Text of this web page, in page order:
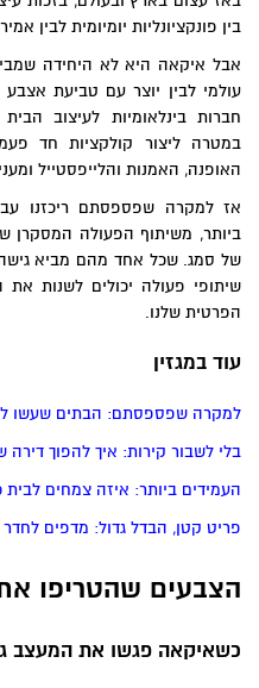
בין פונקציונליות יומיומית לבין
אבל איקאה היא לא היחידה
עולמי לבין יוצר עם טביעת אצבע
חברות בינלאומיות לעיצוב
במטרה ליצור קולקציות חד
האופנה, האמנות והלייפסטייל
אז למקרה שפספסתם ריכזנו
ביותר, משיתוף הפעולה המסקרן
של סמג. שכל אחד מהם מביא גישה
שיתופי פעולה יכולים לשנות
הפרטית שלנו.
עוד במגזין
למקרה שפספסתם: הבתים שעשו
בלי לשבור קירות: איך להפוך דירה
העמידים ביותר: איזה צמחים
פריט קטן, הבדל גדול: מדפים
הצבעים שהטריפו
כשאיקאה פגשו את המעצב